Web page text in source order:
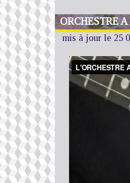
ORCHESTRE
mis à jour le 25